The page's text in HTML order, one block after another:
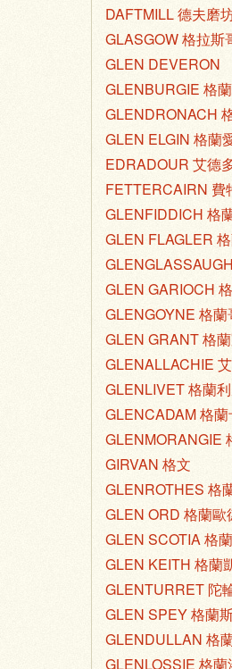
DAFTMILL 德夫磨
GLASGOW 格拉斯
GLEN DEVERON
GLENBURGIE 格
GLENDRONACH
GLEN ELGIN 格蘭
EDRADOUR 艾德
FETTERCAIRN 費
GLENFIDDICH 格
GLEN FLAGLER
GLEN GARIOCH
GLENGOYNE 格蘭
GLEN GRANT 格
GLENALLACHIE
GLENLIVET 格蘭
GLENCADAM 格蘭
GLENMORANGIE
GIRVAN 格文
GLENROTHES 格
GLEN ORD 格蘭歐
GLEN SCOTIA 格
GLEN KEITH 格蘭
GLENTURRET 陀
GLEN SPEY 格蘭
GLENDULLAN 格
GLENLOSSIE 格蘭